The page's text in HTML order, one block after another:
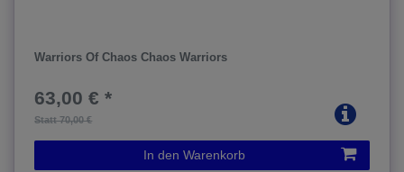
Warriors Of Chaos Chaos Warriors
Statt 70,00 €
63,00 € *
In den Warenkorb